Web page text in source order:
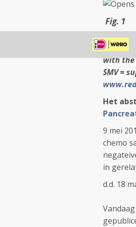
Fig. 1
with the
SMV =
Het
9 mei
chemo
in
d.d. 18